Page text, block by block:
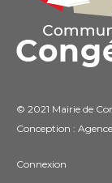
© 2021 Mairie de
Conception : Agence
Connexion